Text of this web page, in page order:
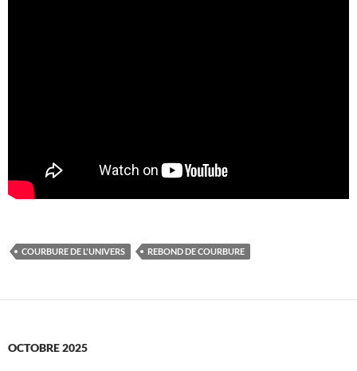
COURBURE DE L'UNIVERS REBOND DE COURBURE
OCTOBRE 2025